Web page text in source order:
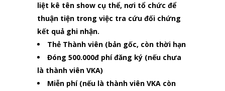
liệt kê tên show cụ thể, nơi tổ chức để
thuận tiện trong việc tra cứu đối chứng
kết quả ghi nhận.
Thẻ Thành viên (bản gốc, còn thời hạn
Đóng 500.000đ phí đăng ký (nếu chưa
là thành viên VKA)
Miễn phí (nếu là thành viên VKA còn